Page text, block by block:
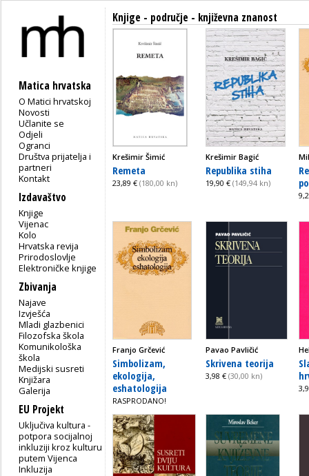
Matica hrvatska
O Matici hrvatskoj
Novosti
Učlanite se
Odjeli
Ogranci
Društva prijatelja i
partneri
Kontakt
Izdavaštvo
Knjige
Vijenac
Kolo
Hrvatska revija
Prirodoslovlje
Elektroničke knjige
Zbivanja
Najave
Izvješća
Mladi glazbenici
Filozofska škola
Komunikološka
škola
Medijski susreti
Knjižara
Galerija
EU Projekt
Uključiva kultura -
potpora socijalnoj
inkluziji kroz kulturu
putem Vijenca
Inkluzija
Knjige - područje - književna znanost
Krešimir Šimić
Remeta
23,89 € (180,00 kn)
Krešimir Bagić
Republika stiha
19,90 € (149,94 kn)
Franjo Grčević
Simbolizam,
ekologija,
eshatologija
RASPRODANO!
Pavao Pavličić
Skrivena teorija
3,98 € (30,00 kn)